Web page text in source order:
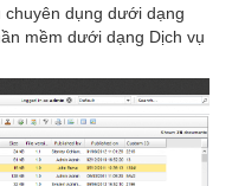
dụng dưới dạng
mềm dưới dạng Dịch vụ